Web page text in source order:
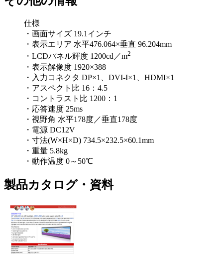
仕様
・画面サイズ 19.1インチ
・表示エリア 水平476.064×垂直 96.204mm
・LCDパネル輝度 1200cd／m2
・表示解像度 1920×388
・入力コネクタ DP×1、DVI-I×1、HDMI×1
・アスペクト比 16：4.5
・コントラスト比 1200：1
・応答速度 25ms
・視野角 水平178度／垂直178度
・電源 DC12V
・寸法(W×H×D) 734.5×232.5×60.1mm
・重量 5.8kg
・動作温度 0～50℃
製品カタログ・資料